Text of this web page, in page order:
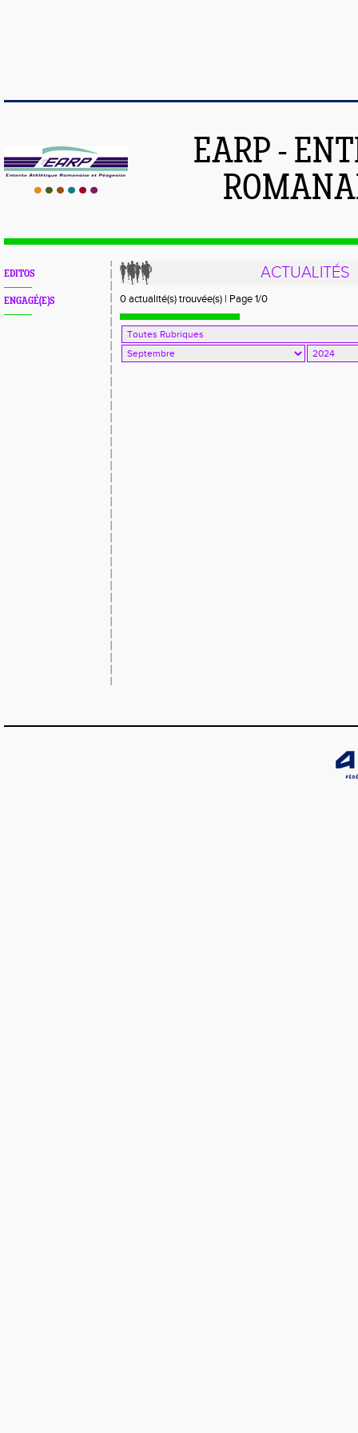
EARP -
EDITOS
ENGAGÉ(E)S
ACTUALITÉS
0 actualité(s) trouvée(s) | Page 1/0